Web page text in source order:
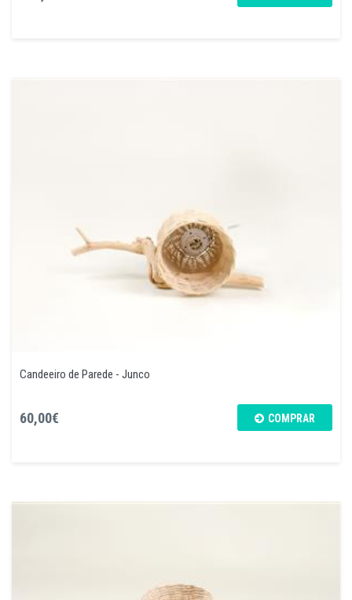
Candeeiro de Parede - Junco
60,00€ COMPRAR